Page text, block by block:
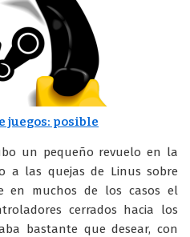
juegos: posible
un pequeño revuelo en la
a las quejas de Linus sobre
en muchos de los casos el
cerrados hacia los
bastante que desear, con